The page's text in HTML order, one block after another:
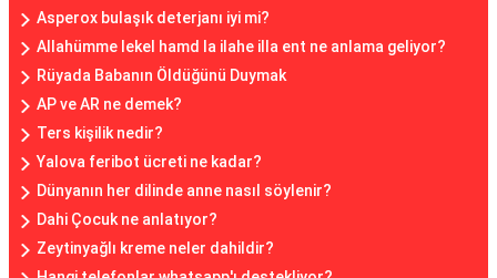
Asperox bulaşık deterjanı iyi mi?
Allahümme lekel hamd la ilahe illa ent ne anlama geliyor?
Rüyada Babanın Öldüğünü Duymak
AP ve AR ne demek?
Ters kişilik nedir?
Yalova feribot ücreti ne kadar?
Dünyanın her dilinde anne nasıl söylenir?
Dahi Çocuk ne anlatıyor?
Zeytinyağlı kreme neler dahildir?